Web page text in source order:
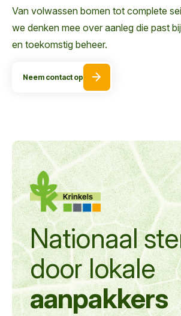
Van volwassen bomen tot complete
we denken mee over aanleg die past
en toekomstig beheer.
Neem contact op
Nationaal
doorlokale
aanpakkers